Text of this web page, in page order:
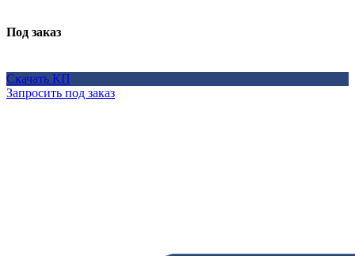
Под заказ
Скачать КП
Запросить под заказ